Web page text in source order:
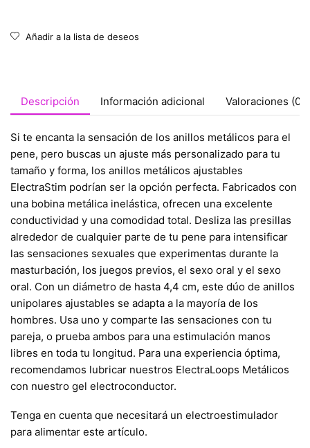
Añadir a la lista de deseos
Descripción Información adicional Valoraciones (0)
Si te encanta la sensación de los anillos metálicos para el
pene, pero buscas un ajuste más personalizado para tu
tamaño y forma, los anillos metálicos ajustables
ElectraStim podrían ser la opción perfecta. Fabricados con
una bobina metálica inelástica, ofrecen una excelente
conductividad y una comodidad total. Desliza las presillas
alrededor de cualquier parte de tu pene para intensificar
las sensaciones sexuales que experimentas durante la
masturbación, los juegos previos, el sexo oral y el sexo
oral. Con un diámetro de hasta 4,4 cm, este dúo de anillos
unipolares ajustables se adapta a la mayoría de los
hombres. Usa uno y comparte las sensaciones con tu
pareja, o prueba ambos para una estimulación manos
libres en toda tu longitud. Para una experiencia óptima,
recomendamos lubricar nuestros ElectraLoops Metálicos
con nuestro gel electroconductor.
Tenga en cuenta que necesitará un electroestimulador
para alimentar este artículo.